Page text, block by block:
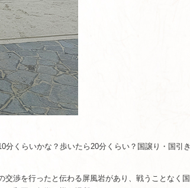
くらいかな？歩いたら20分くらい？国譲り・国引き
渉を行ったと伝わる屏風岩があり、戦うことなく国